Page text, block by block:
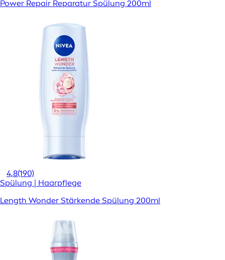
Power Repair Reparatur Spülung 200ml
4,8(190)
Spülung | Haarpflege
Length Wonder Stärkende Spülung 200ml